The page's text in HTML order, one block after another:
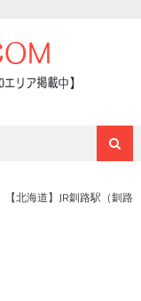
【北海道】JR釧路駅（釧路